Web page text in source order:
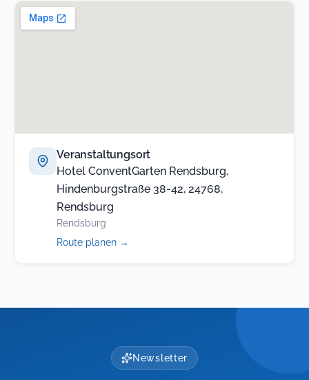
Veranstaltungsort
Hotel ConventGarten Rendsburg,
Hindenburgstraße 38-42, 24768,
Rendsburg
Rendsburg
Route planen →
Newsletter